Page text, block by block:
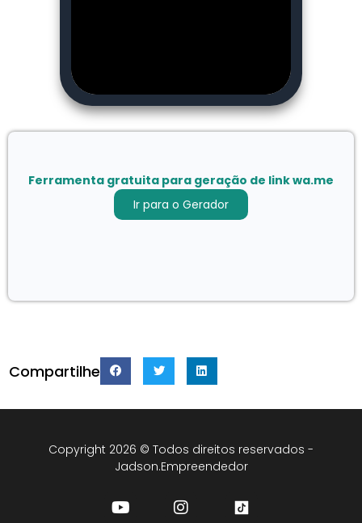
Ferramenta gratuita para geração de link wa.me
Ir para o Gerador
Compartilhe
Copyright 2026 © Todos direitos reservados -
Jadson.Empreendedor